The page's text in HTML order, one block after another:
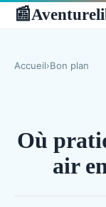
📰
Accueil›Bon plan
Où
air